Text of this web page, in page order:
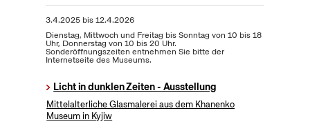
3.4.2025bis12.4.2026
Dienstag, Mittwoch und Freitag bis Sonntag von 10 bis 18
Uhr, Donnerstag von 10 bis 20 Uhr.
Sonderöffnungszeiten entnehmen Sie bitte der
Internetseite des Museums.
Licht in dunklen Zeiten - Ausstellung
Mittelalterliche Glasmalerei aus dem Khanenko
Museum in Kyjiw